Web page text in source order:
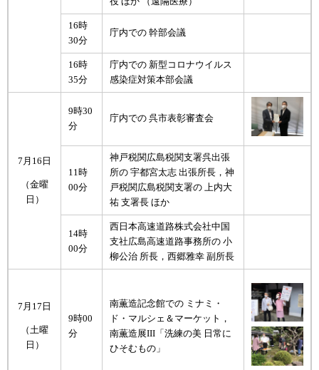
16時
30分
庁内での 幹部会議
16時
35分
庁内での 新型コロナウイルス
感染症対策本部会議
7月16日
（金曜
日）
9時30
分
庁内での 呉市表彰審査会
11時
00分
神戸税関広島税関支署呉出張
所の 宇都宮太志 出張所長，神
戸税関広島税関支署の 上内大
祐 支署長 ほか
14時
00分
西日本高速道路株式会社中国
支社広島高速道路事務所の 小
柳公治 所長，西郷雅幸 副所長
7月17日
（土曜
日）
9時00
分
南薫造記念館での ミナミ・
ド・マルシェ＆マーケット，
南薫造展III「洗練の美 日常に
ひそむもの」